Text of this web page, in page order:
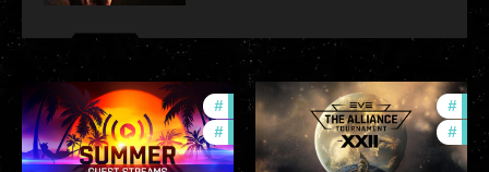
# ccptv
# community
#
#